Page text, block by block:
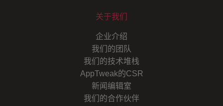
关于我们
企业介绍
我们的团队
我们的技术堆栈
AppTweak的CSR
新闻编辑室
我们的合作伙伴